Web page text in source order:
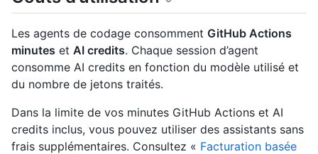
Les agents de codage consomment GitHub Actions
minutes et AI credits. Chaque session d’agent
consomme AI credits en fonction du modèle utilisé et
du nombre de jetons traités.
Dans la limite de vos minutes GitHub Actions et AI
credits inclus, vous pouvez utiliser des assistants sans
frais supplémentaires. Consultez « Facturation basée